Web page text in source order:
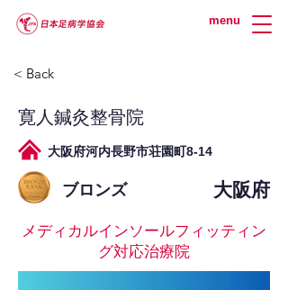
menu
< Back
寛人鍼灸整骨院
大阪府河内長野市荘園町8-14
ブロンズ 大阪府
メディカルインソールフィッティン
グ対応治療院